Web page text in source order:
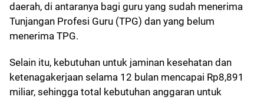
daerah, di antaranya bagi guru yang sudah menerima
Tunjangan Profesi Guru (TPG) dan yang belum
menerima TPG.
Selain itu, kebutuhan untuk jaminan kesehatan dan
ketenagakerjaan selama 12 bulan mencapai Rp8,891
miliar, sehingga total kebutuhan anggaran untuk